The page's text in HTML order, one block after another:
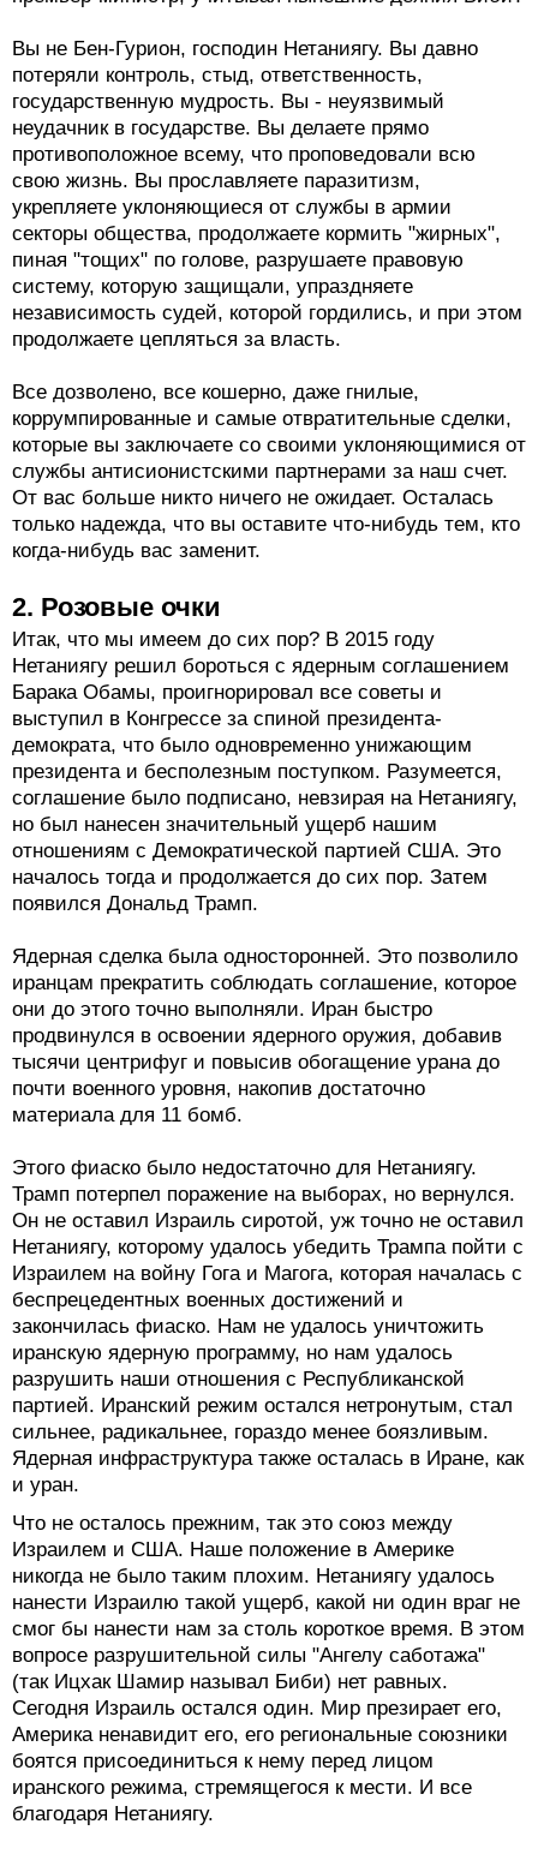
Вы не Бен-Гурион, господин Нетаниягу. Вы давно
потеряли контроль, стыд, ответственность,
государственную мудрость. Вы - неуязвимый
неудачник в государстве. Вы делаете прямо
противоположное всему, что проповедовали всю
свою жизнь. Вы прославляете паразитизм,
укрепляете уклоняющиеся от службы в армии
секторы общества, продолжаете кормить "жирных",
пиная "тощих" по голове, разрушаете правовую
систему, которую защищали, упраздняете
независимость судей, которой гордились, и при этом
продолжаете цепляться за власть.
Все дозволено, все кошерно, даже гнилые,
коррумпированные и самые отвратительные сделки,
которые вы заключаете со своими уклоняющимися от
службы антисионистскими партнерами за наш счет.
От вас больше никто ничего не ожидает. Осталась
только надежда, что вы оставите что-нибудь тем, кто
когда-нибудь вас заменит.
2. Розовые очки
Итак, что мы имеем до сих пор? В 2015 году
Нетаниягу решил бороться с ядерным соглашением
Барака Обамы, проигнорировал все советы и
выступил в Конгрессе за спиной президента-
демократа, что было одновременно унижающим
президента и бесполезным поступком. Разумеется,
соглашение было подписано, невзирая на Нетаниягу,
но был нанесен значительный ущерб нашим
отношениям с Демократической партией США. Это
началось тогда и продолжается до сих пор. Затем
появился Дональд Трамп.
Ядерная сделка была односторонней. Это позволило
иранцам прекратить соблюдать соглашение, которое
они до этого точно выполняли. Иран быстро
продвинулся в освоении ядерного оружия, добавив
тысячи центрифуг и повысив обогащение урана до
почти военного уровня, накопив достаточно
материала для 11 бомб.
Этого фиаско было недостаточно для Нетаниягу.
Трамп потерпел поражение на выборах, но вернулся.
Он не оставил Израиль сиротой, уж точно не оставил
Нетаниягу, которому удалось убедить Трампа пойти с
Израилем на войну Гога и Магога, которая началась с
беспрецедентных военных достижений и
закончилась фиаско. Нам не удалось уничтожить
иранскую ядерную программу, но нам удалось
разрушить наши отношения с Республиканской
партией. Иранский режим остался нетронутым, стал
сильнее, радикальнее, гораздо менее боязливым.
Ядерная инфраструктура также осталась в Иране, как
и уран.
Что не осталось прежним, так это союз между
Израилем и США. Наше положение в Америке
никогда не было таким плохим. Нетаниягу удалось
нанести Израилю такой ущерб, какой ни один враг не
смог бы нанести нам за столь короткое время. В этом
вопросе разрушительной силы "Ангелу саботажа"
(так Ицхак Шамир называл Биби) нет равных.
Сегодня Израиль остался один. Мир презирает его,
Америка ненавидит его, его региональные союзники
боятся присоединиться к нему перед лицом
иранского режима, стремящегося к мести. И все
благодаря Нетаниягу.